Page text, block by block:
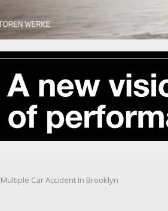
Multiple Car Accident In Brooklyn